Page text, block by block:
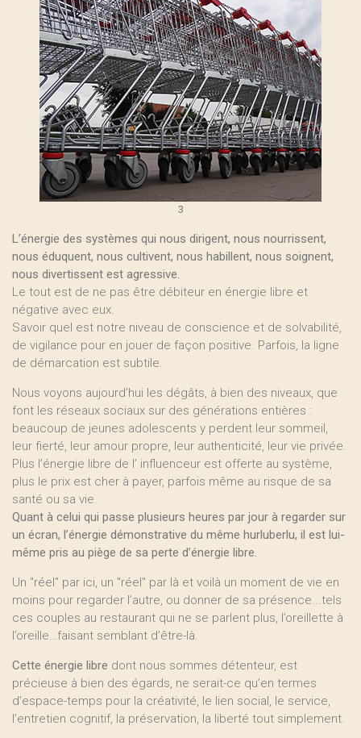
3
L’énergie des systèmes qui nous dirigent, nous nourrissent,
nous éduquent, nous cultivent, nous habillent, nous soignent,
nous divertissent est agressive.
Le tout est de ne pas être débiteur en énergie libre et
négative avec eux.
Savoir quel est notre niveau de conscience et de solvabilité,
de vigilance pour en jouer de façon positive. Parfois, la ligne
de démarcation est subtile.
Nous voyons aujourd’hui les dégâts, à bien des niveaux, que
font les réseaux sociaux sur des générations entières :
beaucoup de jeunes adolescents y perdent leur sommeil,
leur fierté, leur amour propre, leur authenticité, leur vie privée.
Plus l’énergie libre de l’ influenceur est offerte au système,
plus le prix est cher à payer, parfois même au risque de sa
santé ou sa vie.
Quant à celui qui passe plusieurs heures par jour à regarder sur
un écran, l’énergie démonstrative du même hurluberlu, il est lui-
même pris au piège de sa perte d’énergie libre.
Un "réel" par ici, un "réel" par là et voilà un moment de vie en
moins pour regarder l’autre, ou donner de sa présence...tels
ces couples au restaurant qui ne se parlent plus, l’oreillette à
l’oreille…faisant semblant d’être-là.
Cette énergie libre dont nous sommes détenteur, est
précieuse à bien des égards, ne serait-ce qu’en termes
d’espace-temps pour la créativité, le lien social, le service,
l’entretien cognitif, la préservation, la liberté tout simplement.